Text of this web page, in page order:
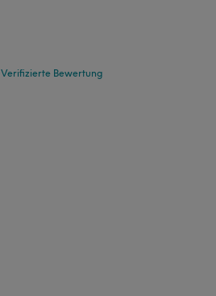
Verifizierte Bewertung